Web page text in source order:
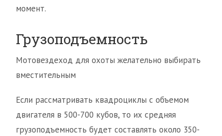
момент.
Грузоподъемность
Мотовездеход для охоты желательно выбирать
вместительным
Если рассматривать квадроциклы с объемом
двигателя в 500-700 кубов, то их средняя
грузоподъемность будет составлять около 350-